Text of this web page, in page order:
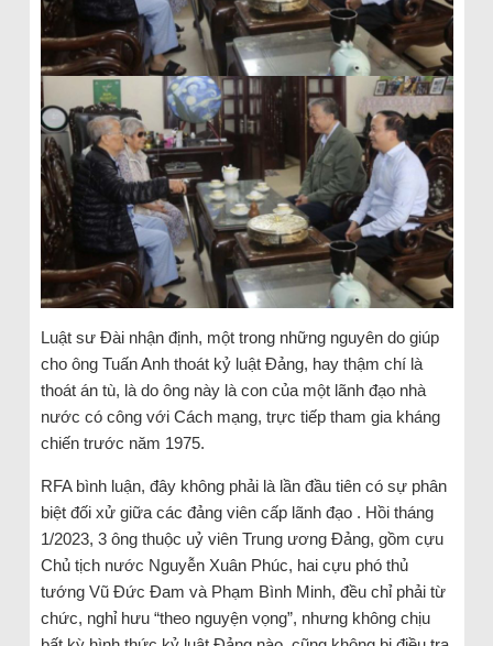
Luật sư Đài nhận định, một trong những nguyên do giúp
cho ông Tuấn Anh thoát kỷ luật Đảng, hay thậm chí là
thoát án tù, là do ông này là con của một lãnh đạo nhà
nước có công với Cách mạng, trực tiếp tham gia kháng
chiến trước năm 1975.
RFA bình luận, đây không phải là lần đầu tiên có sự phân
biệt đối xử giữa các đảng viên cấp lãnh đạo . Hồi tháng
1/2023, 3 ông thuộc uỷ viên Trung ương Đảng, gồm cựu
Chủ tịch nước Nguyễn Xuân Phúc, hai cựu phó thủ
tướng Vũ Đức Đam và Phạm Bình Minh, đều chỉ phải từ
chức, nghỉ hưu “theo nguyện vọng”, nhưng không chịu